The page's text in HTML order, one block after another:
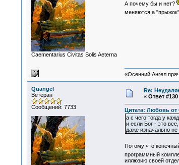
Сaementarius Civitas Solis Aeterna
А почему бы и нет?
меняются,а "прыжок"
«Осенний Ангел
Quangel
Ветеран
Сообщений: 7733
Re:
« Ответ #130
Цитата: Любовь от
а с чего тогда у
и если Бог - это
даже изначально
Потому что
программный
иллюзию своей